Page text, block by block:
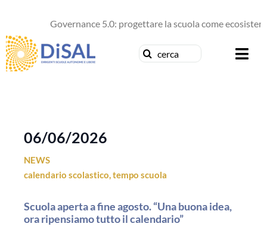
contenuto
Governance 5.0: progettare la scuola come
Cerca
Formazione
06/06/2026
NEWS
calendario scolastico,tempo scuola
Scuola aperta a fine agosto. “Una buona idea,
ora ripensiamo tutto il calendario”